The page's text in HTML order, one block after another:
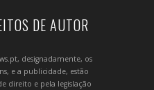
DE AUTOR
designadamente, os
e a publicidade, estão
direito e pela legislação